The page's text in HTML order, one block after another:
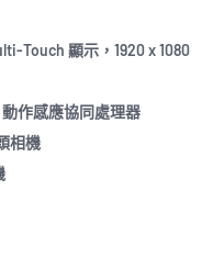
Touch 顯示，1920 x 1080
動作感應協同處理器
相機